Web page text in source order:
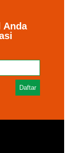
Anda
Daftar